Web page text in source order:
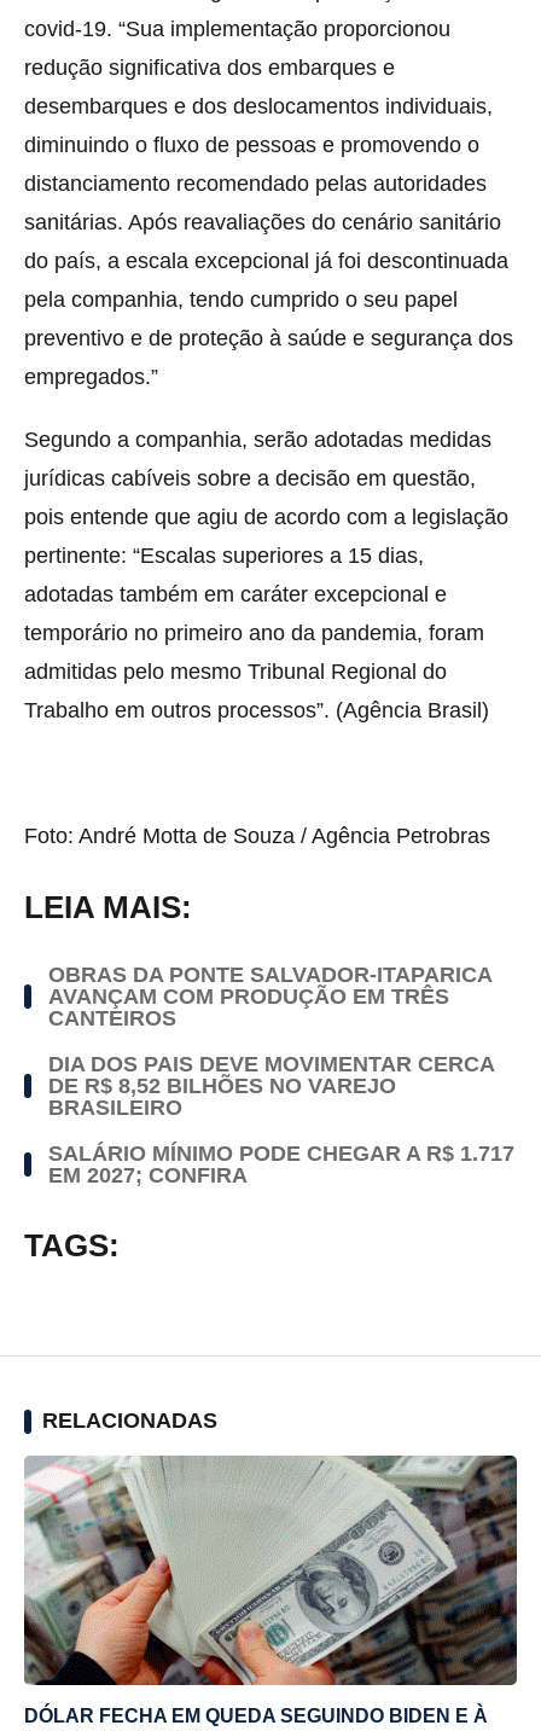
covid-19. “Sua implementação proporcionou
redução significativa dos embarques e
desembarques e dos deslocamentos individuais,
diminuindo o fluxo de pessoas e promovendo o
distanciamento recomendado pelas autoridades
sanitárias. Após reavaliações do cenário sanitário
do país, a escala excepcional já foi descontinuada
pela companhia, tendo cumprido o seu papel
preventivo e de proteção à saúde e segurança dos
empregados.”
Segundo a companhia, serão adotadas medidas
jurídicas cabíveis sobre a decisão em questão,
pois entende que agiu de acordo com a legislação
pertinente: “Escalas superiores a 15 dias,
adotadas também em caráter excepcional e
temporário no primeiro ano da pandemia, foram
admitidas pelo mesmo Tribunal Regional do
Trabalho em outros processos”. (Agência Brasil)
Foto: André Motta de Souza / Agência Petrobras
LEIA MAIS:
OBRAS DA PONTE SALVADOR-ITAPARICA
AVANÇAM COM PRODUÇÃO EM TRÊS
CANTEIROS
DIA DOS PAIS DEVE MOVIMENTAR CERCA
DE R$ 8,52 BILHÕES NO VAREJO
BRASILEIRO
SALÁRIO MÍNIMO PODE CHEGAR A R$ 1.717
EM 2027; CONFIRA
TAGS:
RELACIONADAS
DÓLAR FECHA EM QUEDA SEGUINDO BIDEN E À